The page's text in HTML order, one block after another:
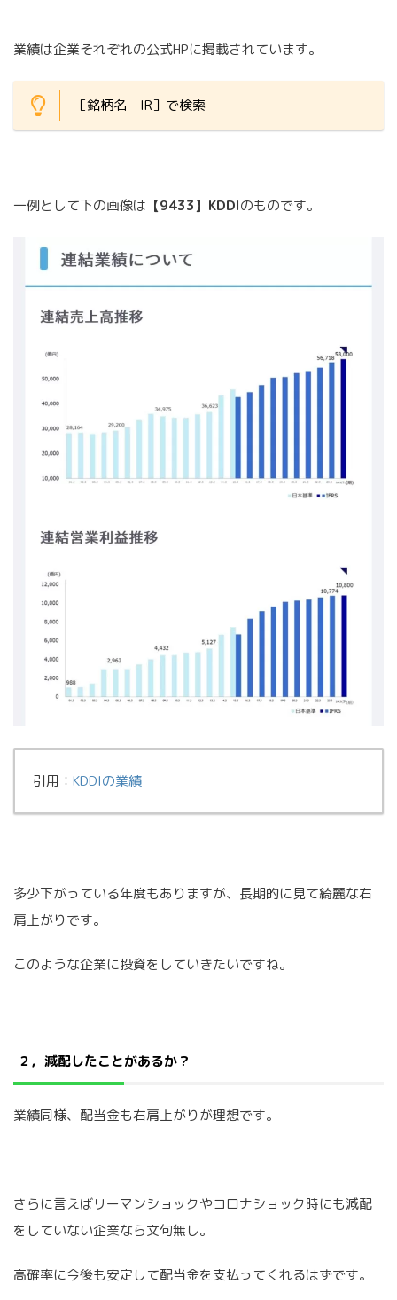
業績は企業それぞれの公式HPに掲載されています。
［銘柄名 IR］で検索
一例として下の画像は 【9433】KDDIのものです。
引用： KDDIの業績
多少下がっている年度もありますが、長期的に見て綺麗な右
肩上がりです。
このような企業に投資をしていきたいですね。
２，減配したことがあるか？
業績同様、配当金も右肩上がりが理想です。
さらに言えばリーマンショックやコロナショック時にも減配
をしていない企業なら文句無し。
高確率に今後も安定して配当金を支払ってくれるはずです。